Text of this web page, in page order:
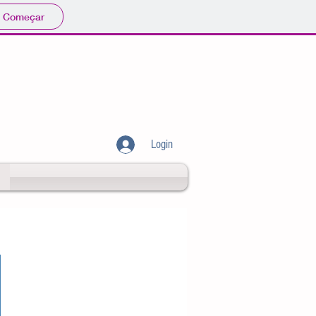
Começar
Login